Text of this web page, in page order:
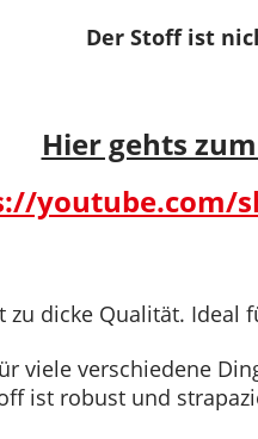
Der Stoff ist
Hier gehts
youtube.com/
dicke Qualität. Ideal
viele verschiedene
ist robust und